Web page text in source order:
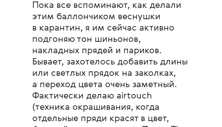
Пока все вспоминают, как делали
этим баллончиком веснушки
в карантин, я им сейчас активно
подгоняю тон шиньонов,
накладных прядей и париков.
Бывает, захотелось добавить длины
или светлых прядок на заколках,
а переход цвета очень заметный.
Фактически делаю airtouch
(техника окрашивания, когда
отдельные пряди красят в цвет,